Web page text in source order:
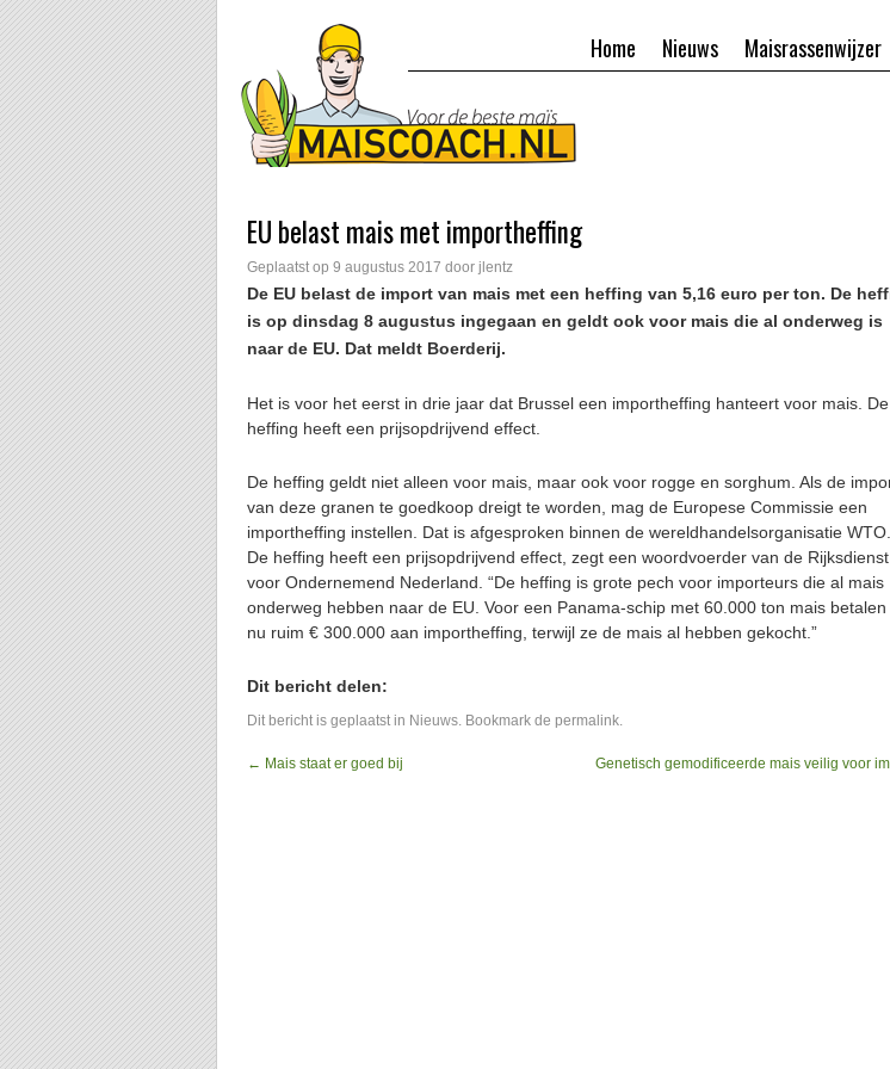
Maisrassenwijzer
Nieuws
Home
EU belast mais met importheffing
Geplaatst op 9 augustus 2017 door jlentz
De EU belast de import van mais met een heffing van 5,16 euro per ton. De
is op dinsdag 8 augustus ingegaan en geldt ook voor mais die al onderweg is
naar de EU. Dat meldt Boerderij.
Het is voor het eerst in drie jaar dat Brussel een importheffing hanteert voor mais. De
heffing heeft een prijsopdrijvend effect.
De heffing geldt niet alleen voor mais, maar ook voor rogge en sorghum. Als de
van deze granen te goedkoop dreigt te worden, mag de Europese Commissie een
importheffing instellen. Dat is afgesproken binnen de wereldhandelsorganisatie WTO.
De heffing heeft een prijsopdrijvend effect, zegt een woordvoerder van de Rijksdienst
voor Ondernemend Nederland. “De heffing is grote pech voor importeurs die al mais
onderweg hebben naar de EU. Voor een Panama-schip met 60.000 ton mais betalen
nu ruim € 300.000 aan importheffing, terwijl ze de mais al hebben gekocht.”
Dit bericht delen:
Dit bericht is geplaatst in Nieuws. Bookmark de permalink.
← Mais staat er goed bij
Genetisch gemodificeerde mais veilig voor